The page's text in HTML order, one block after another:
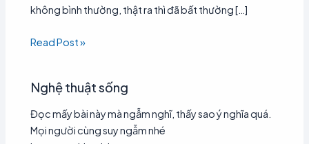
không bình thường, thật ra thì đã bất thường […]
Read Post »
Nghệ thuật sống
Đọc mấy bài này mà ngẫm nghĩ, thấy sao ý nghĩa quá.
Mọi người cùng suy ngẫm nhé